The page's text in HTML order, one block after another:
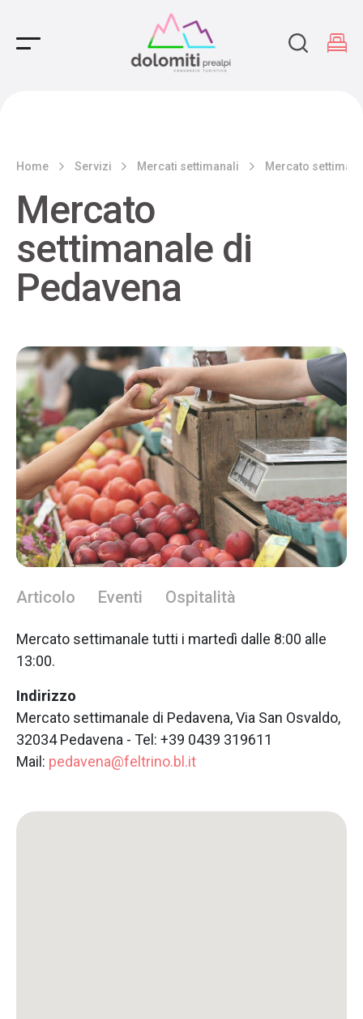
Main Navigation
Home Servizi Mercati settimanali Mercato
Mercato
settimanale di
Pedavena
Articolo Eventi Ospitalità
Mercato settimanale tutti i martedì dalle 8:00 alle
13:00.
Indirizzo
Mercato settimanale di Pedavena, Via San Osvaldo,
32034 Pedavena - Tel: +39 0439 319611
Mail: pedavena@feltrino.bl.it